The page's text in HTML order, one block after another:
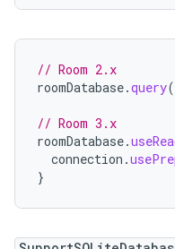
// Room 2.x
roomDatabase.query(
// Room 3.x
roomDatabase.
connection .
}